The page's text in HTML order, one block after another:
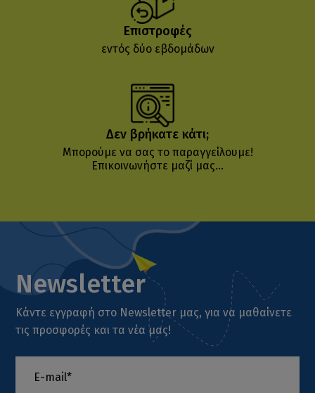
Επιστροφές
εντός δύο εβδομάδων
Δεν βρήκατε κάτι;
Μπορούμε να σας το παραγγείλουμε!
Επικοινωνήστε μαζί μας...
Newsletter
Κάντε εγγραφή στο Newsletter μας, για να μαθαίνετε
τις προσφορές και τα νέα μας!